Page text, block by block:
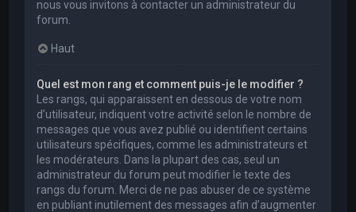
nous vous invitons à contacter un administrateur du
forum.
Haut
Quel est mon rang et comment puis-je le modifier ?
Les rangs, qui apparaissent en dessous de votre nom
d’utilisateur, indiquent votre activité selon le nombre de
messages que vous avez publié ou identifient certains
utilisateurs spécifiques, comme les administrateurs et
les modérateurs. Dans la plupart des cas, seul un
administrateur du forum peut modifier le texte des
rangs du forum. Merci de ne pas abuser de ce système
en publiant inutilement des messages afin d’augmenter